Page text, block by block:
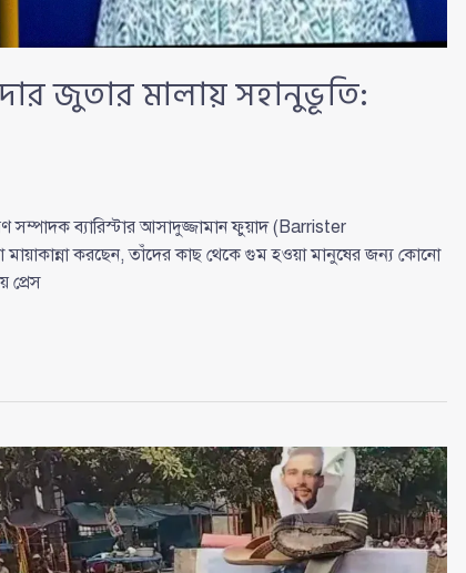
জুতার মালায় সহানুভূতি:
ব্যারিস্টার আসাদুজ্জামান ফুয়াদ (Barrister
করছেন, তাঁদের কাছ থেকে গুম হওয়া মানুষের জন্য কোনো
প্রেস